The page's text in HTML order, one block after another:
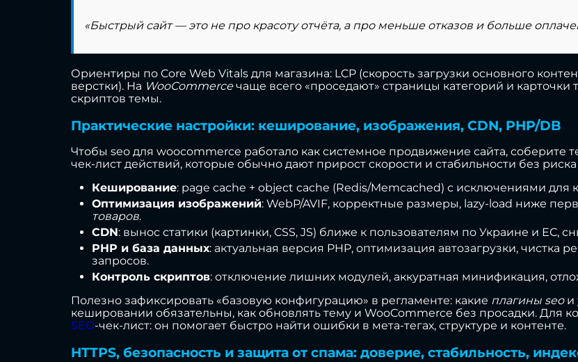
«Быстрый сайт — это не про красоту отчёта, а про меньше отказов и больше
Ориентиры по Core Web Vitals для магазина: LCP (скорость загрузки основного
верстки). На WooCommerceчаще всего «проседают» страницы категорий и
скриптов темы.
Практические настройки: кеширование, изображения, CDN, PHP/DB
Чтобы seo для woocommerce работало как системное продвижение сайта,
чек-лист действий, которые обычно дают прирост скорости и стабильности без риска
Кеширование: page cache + object cache (Redis/Memcached) с исключениями для
Оптимизация изображений: WebP/AVIF, корректные размеры, lazy-load ниже
товаров.
CDN: вынос статики (картинки, CSS, JS) ближе к пользователям по Украине и ЕС,
PHP и база данных: актуальная версия PHP, оптимизация автозагрузки, чистка
запросов.
Контроль скриптов: отключение лишних модулей, аккуратная минификация,
Полезно зафиксировать «базовую конфигурацию» в регламенте: какие плагины seoи
кешировании обязательны, как обновлять тему и WooCommerce без просадки. Для
SEO-чек-лист: он помогает быстро найти ошибки в мета-тегах, структуре и контенте.
HTTPS, безопасность и защита от спама: доверие, стабильность,